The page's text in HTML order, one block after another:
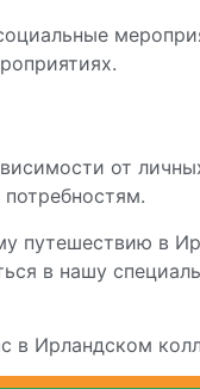
от
путешествию в
в нашу
Ирландском